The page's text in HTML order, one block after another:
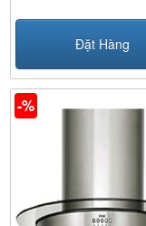
Đặt Hàng
-%